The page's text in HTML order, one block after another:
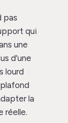
pas
qui
une
d’une
lourd
la
réelle.